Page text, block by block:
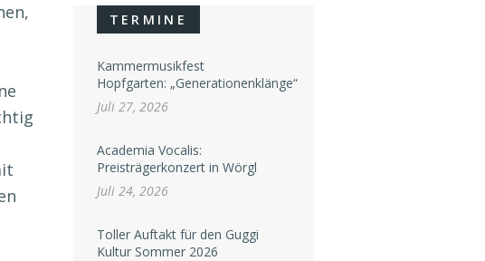
TERMINE
Kammermusikfest
Hopfgarten: „Generationenklänge“
Juli 27, 2026
Academia Vocalis:
Preisträgerkonzert in Wörgl
Juli 24, 2026
Toller Auftakt für den Guggi
Kultur Sommer 2026